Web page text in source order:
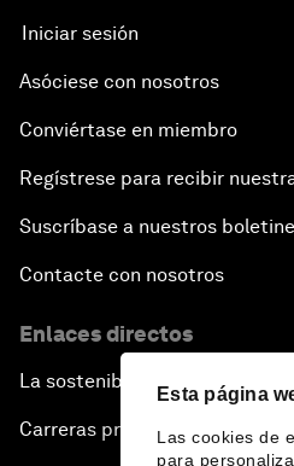
Esta página
Las cookies de
para
Iniciar sesión
Asóciese con nosotros
Conviértase en miembro
Regístrese para recibir
Suscríbase a nuestros
Contacte con nosotros
Enlaces directos
La sostenibilidad en el Foro
Carreras profesionales